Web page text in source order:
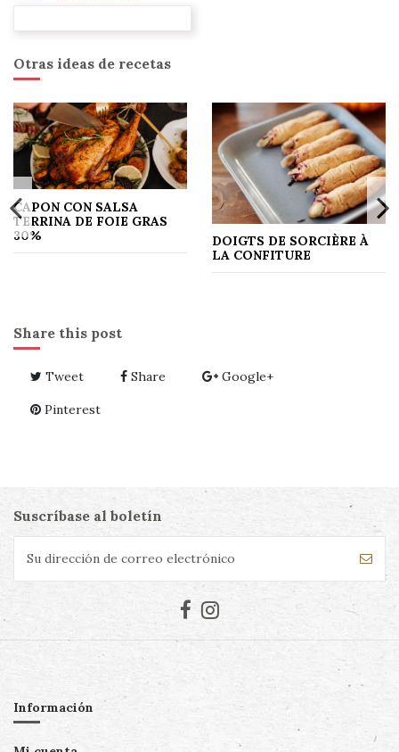
Otras ideas de recetas
CAPON CON SALSA
TERRINA DE FOIE GRAS
30%
DOIGTS DE SORCIÈRE À
LA CONFITURE
Share this post
Tweet Share Google+
Pinterest
Suscríbase al boletín
Información